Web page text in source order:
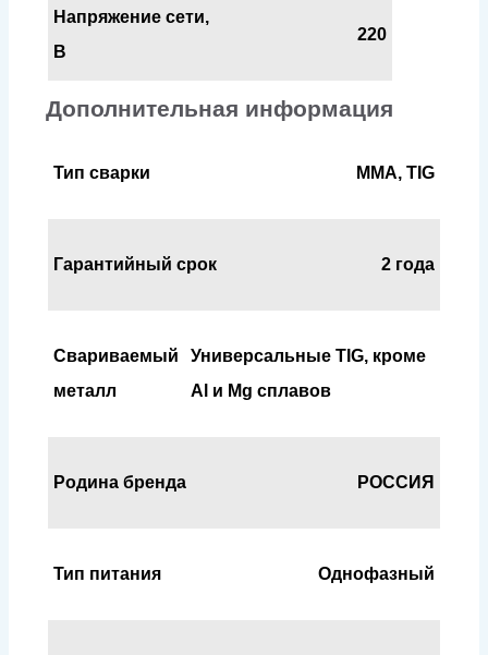
Напряжение сети,
В
220
Дополнительная информация
Тип сварки MMA, TIG
Гарантийный срок 2 года
Свариваемый
металл
Универсальные TIG, кроме
Al и Mg сплавов
Родина бренда РОССИЯ
Тип питания Однофазный